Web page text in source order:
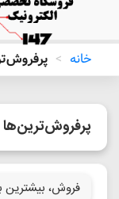
خانه >
پرفروش‌ترین‌ها
فروش، بیشترین